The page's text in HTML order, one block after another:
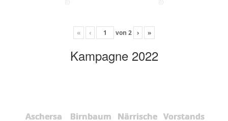
« ‹ von 2 › »
Kampagne 2022
Aschersa
Birnbaum
Närrische Vorstands